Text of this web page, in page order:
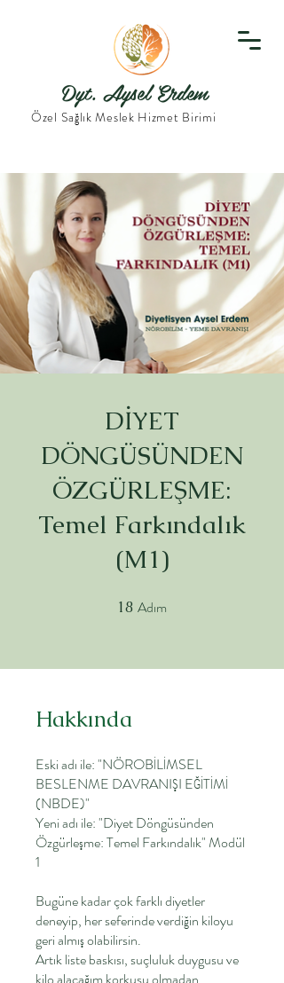
Dyt. Aysel Erdem
Özel Sağlık Meslek Hizmet Birimi
DİYET
DÖNGÜSÜNDEN
ÖZGÜRLEŞME:
Temel Farkındalık
(M1)
18 Adım
Hakkında
Eski adı ile: "NÖROBİLİMSEL
BESLENME DAVRANIŞI EĞİTİMİ
(NBDE)"
Yeni adı ile: "Diyet Döngüsünden
Özgürleşme: Temel Farkındalık" Modül
1
Bugüne kadar çok farklı diyetler
deneyip, her seferinde verdiğin kiloyu
geri almış olabilirsin.
Artık liste baskısı, suçluluk duygusu ve